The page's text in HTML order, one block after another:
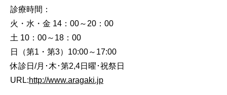
診療時間：
火・水・金 14：00～20：00
土 10：00～18：00
日（第1・第3）10:00～17:00
休診日/月･木･第2,4日曜･祝祭日
URL:http://www.aragaki.jp